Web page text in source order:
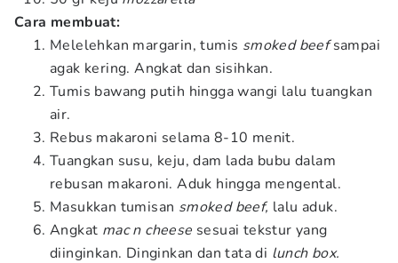
Cara membuat:
Melelehkan margarin, tumis smoked beefsampai
agak kering. Angkat dan sisihkan.
Tumis bawang putih hingga wangi lalu tuangkan
air.
Rebus makaroni selama 8-10 menit.
Tuangkan susu, keju, dam lada bubu dalam
rebusan makaroni. Aduk hingga mengental.
Masukkan tumisan smoked beef, lalu aduk.
Angkat mac n cheese sesuai tekstur yang
diinginkan. Dinginkan dan tata di lunch box.